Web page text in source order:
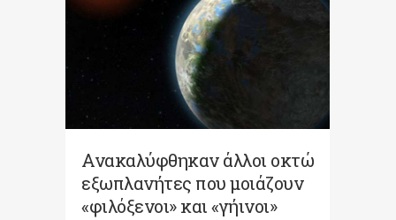
Ανακαλύφθηκαν άλλοι οκτώ
εξωπλανήτες που μοιάζουν
«φιλόξενοι» και «γήινοι»